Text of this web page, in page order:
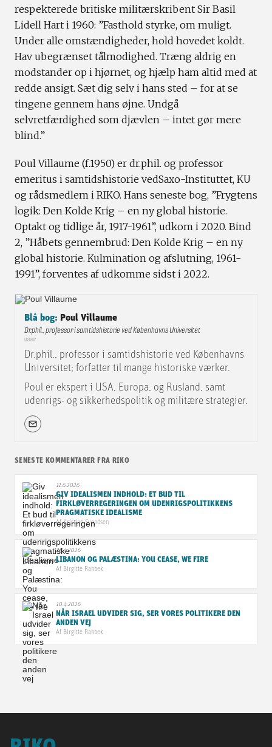
respekterede britiske militærskribent Sir Basil
Lidell Hart i 1960: ”Fasthold styrke, om muligt.
Under alle omstændigheder, hold hovedet koldt.
Hav ubegrænset tålmodighed. Træng aldrig en
modstander op i hjørnet, og hjælp ham altid med at
redde ansigt. Sæt dig selv i hans sted – for at se
tingene gennem hans øjne. Undgå
selvretfærdighed som djævlen – intet gør mere
blind.”
Poul Villaume (f.1950) er dr.phil. og professor
emeritus i samtidshistorie vedSaxo-Instituttet, KU
og rådsmedlem i RIKO. Hans seneste bog, ”Frygtens
logik: Den Kolde Krig – en ny global historie.
Optakt og tidlige år, 1917-1961”, udkom i 2020. Bind
2, ”Håbets gennembrud: Den Kolde Krig – en ny
global historie. Kulmination og afslutning, 1961-
1991”, forventes af udkomme sidst i 2022.
Blå bog: Poul Villaume
Dr.phil., professor i samtidshistorie ved Københavns Universitet
user
Dr.phil., professor i samtidshistorie ved Københavns
Universitet; forfatter til mange historiske værker.
Poul er ekspert i USA, Europa, og Rusland, samt
udenrigs- og sikkerhedspolitik og militære strategier.
SENESTE KOMMENTARER FRA RIKO
11.6.2026
GIV IDEALISMEN INDHOLD: ET BUD TIL
FIRKLØVERREGERINGEN OM UDENRIGSPOLITIKKENS
PRAGMATISKE IDEALISME
AfKristian Svendsen
28.4.2026
LIBANON OG PALÆSTINA: YOU CEASE, WE FIRE
Af Birgitte Rahbek
10.4.2026
NÅR ISRAEL UDVIDER SIG, SER VORES POLITIKERE DEN
ANDEN VEJ
Af Birgitte Rahbek